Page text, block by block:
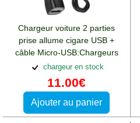
Chargeur voiture 2 parties
prise allume cigare USB +
câble Micro-USB:Chargeurs
Blackberry DTEK50
chargeur en stock
11.00€
Ajouter au panier